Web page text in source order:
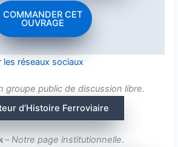
COMMANDER CET
OUVRAGE
réseaux sociaux
groupe public de discussion libre.
d’Histoire Ferroviaire
–Notre page institutionnelle.